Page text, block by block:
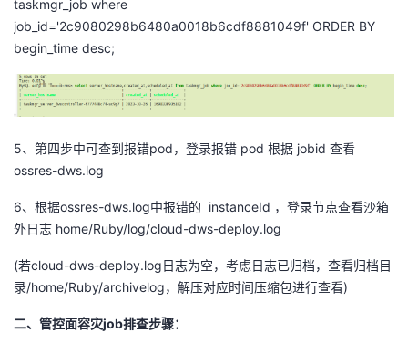
taskmgr_job where
job_id='2c9080298b6480a0018b6cdf8881049f' ORDER BY
begin_time desc;
5、第四步中可查到报错pod，登录报错 pod 根据 jobid 查看
ossres-dws.log
6、根据ossres-dws.log中报错的 instanceId ，登录节点查看沙箱
外日志 home/Ruby/log/cloud-dws-deploy.log
(若cloud-dws-deploy.log日志为空，考虑日志已归档，查看归档目
录/home/Ruby/archivelog，解压对应时间压缩包进行查看)
二、管控面容灾job排查步骤：